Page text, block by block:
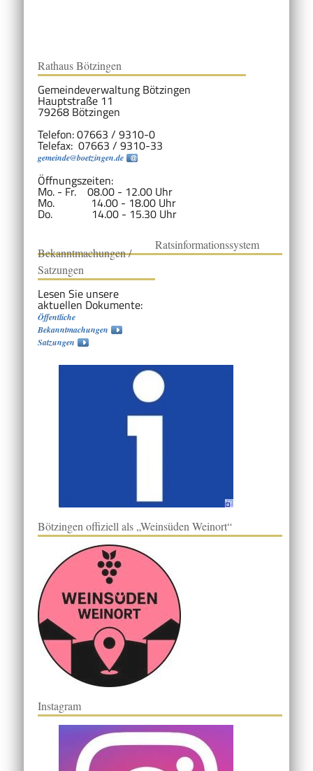
Rathaus Bötzingen
Gemeindeverwaltung Bötzingen
Hauptstraße 11
79268 Bötzingen
Telefon: 07663 / 9310-0
Telefax: 07663 / 9310-33
gemeinde@boetzingen.de
Öffnungszeiten:
Mo. - Fr. 08.00 - 12.00 Uhr
Mo. 14.00 - 18.00 Uhr
Do. 14.00 - 15.30 Uhr
Bekanntmachungen /
Satzungen
Lesen Sie unsere
aktuellen Dokumente:
Öffentliche
Bekanntmachungen
Satzungen
Ratsinformationssystem
Bötzingen offiziell als „Weinsüden Weinort“
Instagram